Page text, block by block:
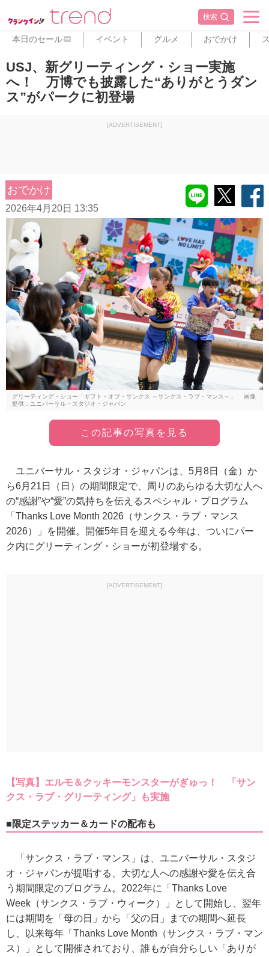
検索
本日のセール PR イベント グルメ おでかけ
USJ、新グリーティング・ショー実施
へ！ 万博でも披露した“ありがとうダン
ス”がパークに初登場
[ADVERTISEMENT]
おでかけ
2026年4月20日 13:35
グリーティング・ショー「ギフト・オブ・サンクス ～サンクス・ラブ・マンス～」 画像
提供：ユニバーサル・スタジオ・ジャパン
この記事の写真を見る
ユニバーサル・スタジオ・ジャパンは、5月8日（金）か
ら6月21日（日）の期間限定で、周りのあらゆる大切な人へ
の“感謝”や“愛”の気持ちを伝えるスペシャル・プログラム
「Thanks Love Month 2026（サンクス・ラブ・マンス
2026）」を開催。開催5年目を迎える今年は、ついにパー
ク内にグリーティング・ショーが初登場する。
[ADVERTISEMENT]
【写真】エルモ＆クッキーモンスターがぎゅっ！ 「サン
クス・ラブ・グリーティング」も実施
■限定ステッカー＆カードの配布も
「サンクス・ラブ・マンス」は、ユニバーサル・スタジ
オ・ジャパンが提唱する、大切な人への感謝や愛を伝え合
う期間限定のプログラム。2022年に「Thanks Love
Week（サンクス・ラブ・ウィーク）」として開始し、翌年
には期間を「母の日」から「父の日」までの期間へ延長
し、以来毎年「Thanks Love Month（サンクス・ラブ・マン
ス）」として開催されており、誰もが自分らしい「ありが